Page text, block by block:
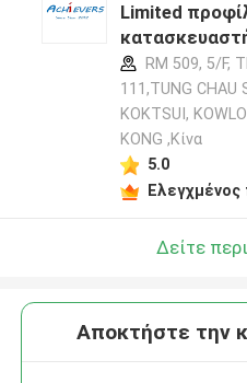
Limited
RM 509, 5/F,
111,TUNG CHAU
KOKTSUI,
KONG ,Κίνα
5.0
Δείτε
Αποκτήστε την